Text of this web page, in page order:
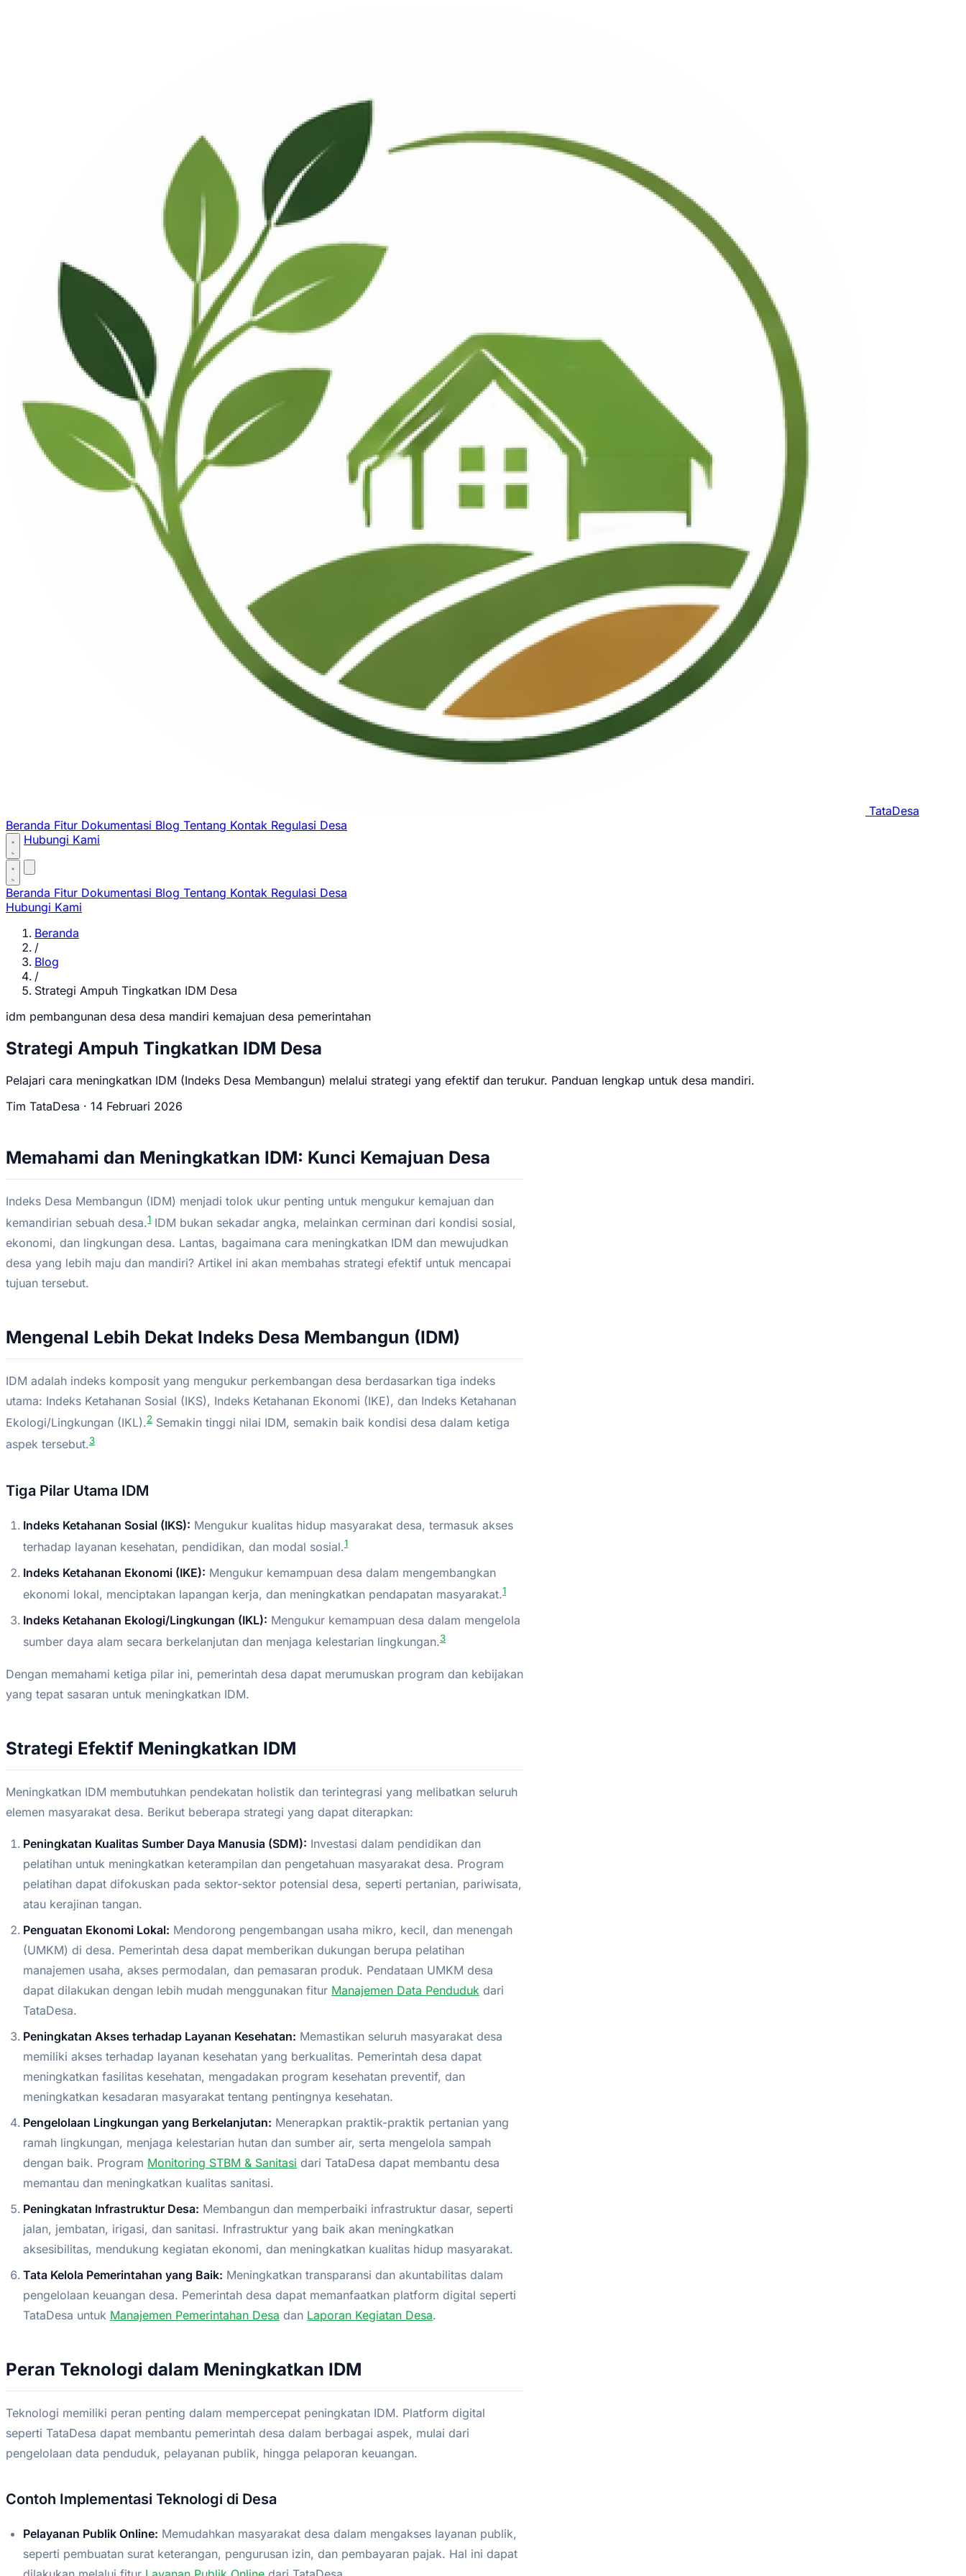
TataDesa
Beranda Fitur Dokumentasi Blog Tentang Kontak Regulasi Desa
Hubungi Kami
Beranda Fitur Dokumentasi Blog Tentang Kontak Regulasi Desa
Hubungi Kami
Beranda
/
Blog
/
Strategi Ampuh Tingkatkan IDM Desa
idm pembangunan desa desa mandiri kemajuan desa pemerintahan
Strategi Ampuh Tingkatkan IDM Desa
Pelajari cara meningkatkan IDM (Indeks Desa Membangun) melalui strategi yang efektif dan terukur. Panduan lengkap untuk desa mandiri.
Tim TataDesa · 14 Februari 2026
Memahami dan Meningkatkan IDM: Kunci Kemajuan Desa
Indeks Desa Membangun (IDM) menjadi tolok ukur penting untuk mengukur kemajuan dan
kemandirian sebuah desa.1 IDM bukan sekadar angka, melainkan cerminan dari kondisi sosial,
ekonomi, dan lingkungan desa. Lantas, bagaimana cara meningkatkan IDM dan mewujudkan
desa yang lebih maju dan mandiri? Artikel ini akan membahas strategi efektif untuk mencapai
tujuan tersebut.
Mengenal Lebih Dekat Indeks Desa Membangun (IDM)
IDM adalah indeks komposit yang mengukur perkembangan desa berdasarkan tiga indeks
utama: Indeks Ketahanan Sosial (IKS), Indeks Ketahanan Ekonomi (IKE), dan Indeks Ketahanan
Ekologi/Lingkungan (IKL).2 Semakin tinggi nilai IDM, semakin baik kondisi desa dalam ketiga
aspek tersebut.3
Tiga Pilar Utama IDM
Indeks Ketahanan Sosial (IKS): Mengukur kualitas hidup masyarakat desa, termasuk akses
terhadap layanan kesehatan, pendidikan, dan modal sosial.1
Indeks Ketahanan Ekonomi (IKE): Mengukur kemampuan desa dalam mengembangkan
ekonomi lokal, menciptakan lapangan kerja, dan meningkatkan pendapatan masyarakat.1
Indeks Ketahanan Ekologi/Lingkungan (IKL): Mengukur kemampuan desa dalam mengelola
sumber daya alam secara berkelanjutan dan menjaga kelestarian lingkungan.3
Dengan memahami ketiga pilar ini, pemerintah desa dapat merumuskan program dan kebijakan
yang tepat sasaran untuk meningkatkan IDM.
Strategi Efektif Meningkatkan IDM
Meningkatkan IDM membutuhkan pendekatan holistik dan terintegrasi yang melibatkan seluruh
elemen masyarakat desa. Berikut beberapa strategi yang dapat diterapkan:
Peningkatan Kualitas Sumber Daya Manusia (SDM): Investasi dalam pendidikan dan
pelatihan untuk meningkatkan keterampilan dan pengetahuan masyarakat desa. Program
pelatihan dapat difokuskan pada sektor-sektor potensial desa, seperti pertanian, pariwisata,
atau kerajinan tangan.
Penguatan Ekonomi Lokal: Mendorong pengembangan usaha mikro, kecil, dan menengah
(UMKM) di desa. Pemerintah desa dapat memberikan dukungan berupa pelatihan
manajemen usaha, akses permodalan, dan pemasaran produk. Pendataan UMKM desa
dapat dilakukan dengan lebih mudah menggunakan fitur Manajemen Data Penduduk dari
TataDesa.
Peningkatan Akses terhadap Layanan Kesehatan: Memastikan seluruh masyarakat desa
memiliki akses terhadap layanan kesehatan yang berkualitas. Pemerintah desa dapat
meningkatkan fasilitas kesehatan, mengadakan program kesehatan preventif, dan
meningkatkan kesadaran masyarakat tentang pentingnya kesehatan.
Pengelolaan Lingkungan yang Berkelanjutan: Menerapkan praktik-praktik pertanian yang
ramah lingkungan, menjaga kelestarian hutan dan sumber air, serta mengelola sampah
dengan baik. Program Monitoring STBM & Sanitasi dari TataDesa dapat membantu desa
memantau dan meningkatkan kualitas sanitasi.
Peningkatan Infrastruktur Desa: Membangun dan memperbaiki infrastruktur dasar, seperti
jalan, jembatan, irigasi, dan sanitasi. Infrastruktur yang baik akan meningkatkan
aksesibilitas, mendukung kegiatan ekonomi, dan meningkatkan kualitas hidup masyarakat.
Tata Kelola Pemerintahan yang Baik: Meningkatkan transparansi dan akuntabilitas dalam
pengelolaan keuangan desa. Pemerintah desa dapat memanfaatkan platform digital seperti
TataDesa untuk Manajemen Pemerintahan Desa dan Laporan Kegiatan Desa.
Peran Teknologi dalam Meningkatkan IDM
Teknologi memiliki peran penting dalam mempercepat peningkatan IDM. Platform digital
seperti TataDesa dapat membantu pemerintah desa dalam berbagai aspek, mulai dari
pengelolaan data penduduk, pelayanan publik, hingga pelaporan keuangan.
Contoh Implementasi Teknologi di Desa
Pelayanan Publik Online: Memudahkan masyarakat desa dalam mengakses layanan publik,
seperti pembuatan surat keterangan, pengurusan izin, dan pembayaran pajak. Hal ini dapat